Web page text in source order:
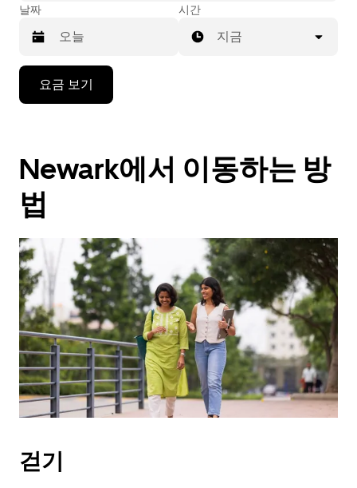
날짜
작
하
려
면
래
화
살
표
키
를
눌
러
날
짜
하
시간
지금
요금 보기
Newark에서 이동하는 방
법
걷기